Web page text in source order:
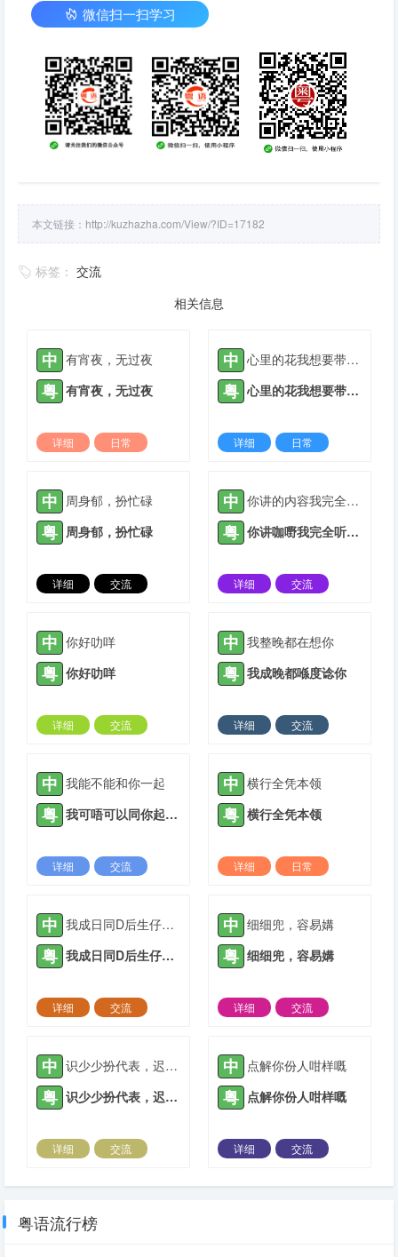
微信扫一扫学习
本文链接： http://kuzhazha.com/View/?ID=17182
标签： 交流
相关信息
中 有宵夜，无过夜
粤 有宵夜，无过夜
详细
日常
中 心里的花我想要带你回家
粤 心里的花我想要带你回家
详细
日常
中 周身郁，扮忙碌
粤 周身郁，扮忙碌
详细
交流
中 你讲的内容我完全听不懂
粤 你讲咖嘢我完全听唔明
详细
交流
中 你好叻咩
粤 你好叻咩
详细
交流
中 我整晚都在想你
粤 我成晚都喺度谂你
详细
交流
中 我能不能和你一起
粤 我可唔可以同你起埋一齐
详细
交流
中 横行全凭本领
粤 横行全凭本领
详细
日常
中 我成日同D后生仔讲要成功唔好霖住一步登天
粤 我成日同D后生仔讲要成功唔好霖住一步登天
详细
交流
中 细细兜，容易媾
粤 细细兜，容易媾
详细
交流
中 识少少扮代表，迟早搞出个大头佛
粤 识少少扮代表，迟早搞出个大头佛
详细
交流
中 点解你份人咁样嘅
粤 点解你份人咁样嘅
详细
交流
粤语流行榜